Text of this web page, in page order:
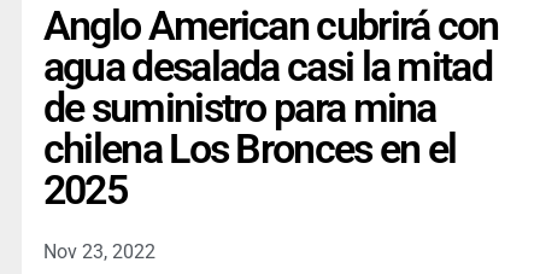
Anglo American cubrirá con
agua desalada casi la mitad
de suministro para mina
chilena Los Bronces en el
2025
Nov 23, 2022